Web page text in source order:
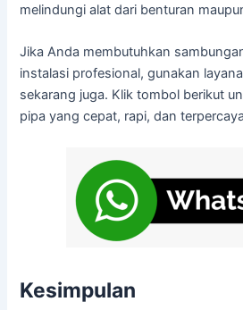
melindungi alat dari benturan
Jika Anda membutuhkan
instalasi profesional, gunakan
sekarang juga. Klik tombol berikut
pipa yang cepat, rapi, dan
Kesimpulan